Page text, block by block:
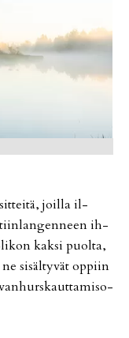
joil­la il­
ih­
kak­si puol­ta,
si­säl­ty­vät op­piin
van­hurs­kaut­ta­mi­so­